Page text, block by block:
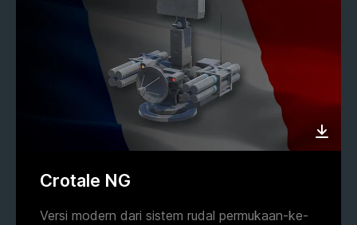
Crotale NG
Versi modern dari sistem rudal permukaan-ke-